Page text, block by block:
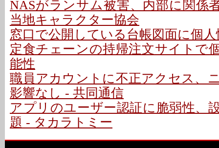
NASがランサム被害、内部に関係
当地キャラクター協会
窓口で公開している台帳図面に個
定食チェーンの持帰注文サイトで
能性
職員アカウントに不正アクセス、
影響なし - 共同通信
アプリのユーザー認証に脆弱性、
題 - タカラトミー